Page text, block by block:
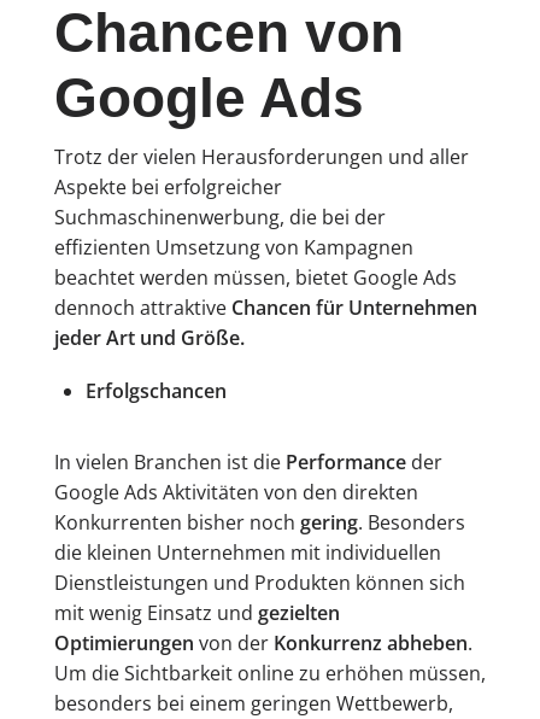
Chancen von
Google Ads
Trotz der vielen Herausforderungen und aller
Aspekte bei erfolgreicher
Suchmaschinenwerbung, die bei der
effizienten Umsetzung von Kampagnen
beachtet werden müssen, bietet Google Ads
dennoch attraktive Chancen für Unternehmen
jeder Art und Größe.
Erfolgschancen
In vielen Branchen ist die Performanceder
Google Ads Aktivitäten von den direkten
Konkurrenten bisher noch gering. Besonders
die kleinen Unternehmen mit individuellen
Dienstleistungen und Produkten können sich
mit wenig Einsatz und gezielten
Optimierungen von der Konkurrenz abheben.
Um die Sichtbarkeit online zu erhöhen müssen,
besonders bei einem geringen Wettbewerb,